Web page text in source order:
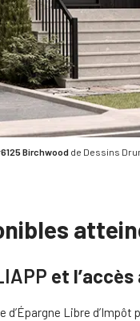
Birchwood de Dessins
et
Libre d’Impôt